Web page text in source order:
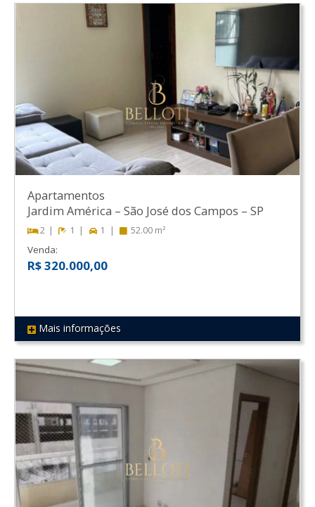
REF 128
Apartamentos
Jardim América – São José dos Campos – SP
2 1 1 52.00 m²
Venda:
R$ 320.000,00
Mais informações